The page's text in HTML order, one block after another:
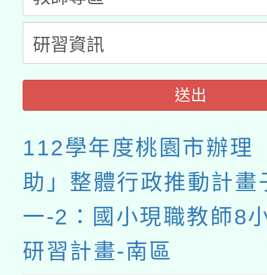
送出
112學年度桃園市辦理
助」整體行政推動計畫
一-2：國小現職教師8
研習計畫-南區